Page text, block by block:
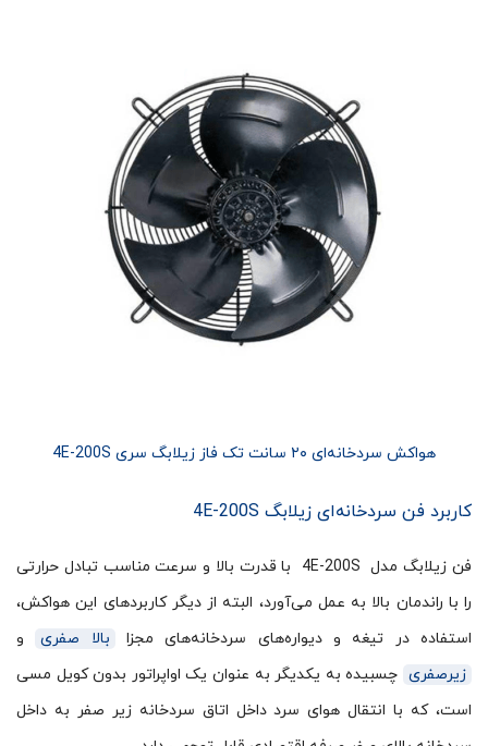
هواکش سردخانه‌ای ۲۰ سانت تک فاز زیلابگ سری 4E-200S
کاربرد فن سردخانه‌ای زیلابگ 4E-200S
فن زیلابگ مدل 4E-200S با قدرت بالا و سرعت مناسب تبادل حرارتی
را با راندمان بالا به عمل می‌آورد، البته از دیگر کاربردهای این هواکش،
استفاده در تیغه و دیواره‌های سردخانه‌های مجزا
بالا صفری
و
زیرصفری چسبیده به یکدیگر به عنوان یک اواپراتور بدون کویل مسی
است، که با انتقال هوای سرد داخل اتاق سردخانه زیر صفر به داخل